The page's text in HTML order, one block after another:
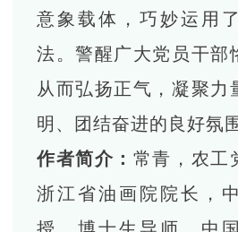
意象载体，巧妙运用
法。警醒广大党员干部
从而弘扬正气，凝聚力
明、团结奋进的良好氛围
作者简介 ： 常青，农工
浙江省油画院院长，